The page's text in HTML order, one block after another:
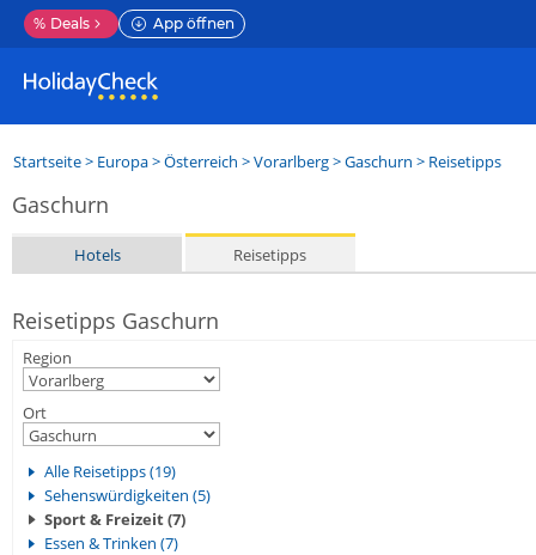
% Deals App öffnen
Startseite> Europa>Österreich >Vorarlberg>Gaschurn > Reisetipps
Gaschurn
Hotels Reisetipps
Reisetipps Gaschurn
Region
Ort
Alle Reisetipps (19)
Sehenswürdigkeiten (5)
Sport & Freizeit (7)
Essen & Trinken (7)